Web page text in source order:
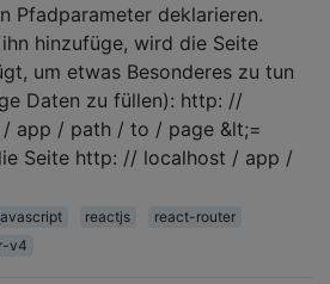
Pfadparameter deklarieren.
hinzufüge, wird die Seite
um etwas Besonderes zu tun
Daten zu füllen): http: //
app / path / to / page &lt;=
Seite http: // localhost / app /
reactjs
react-router
v4